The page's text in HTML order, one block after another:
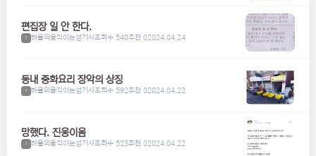
편집장 일 안 한다.
1 하울의움직이는성기사조회수 540추천 02024.04.24
동내 중화요리 장악의 상징
1 하울의움직이는성기사조회수 592추천 02024.04.22
망했다. 진웅이옴
1 하울의움직이는성기사조회수 523추천 02024.04.22